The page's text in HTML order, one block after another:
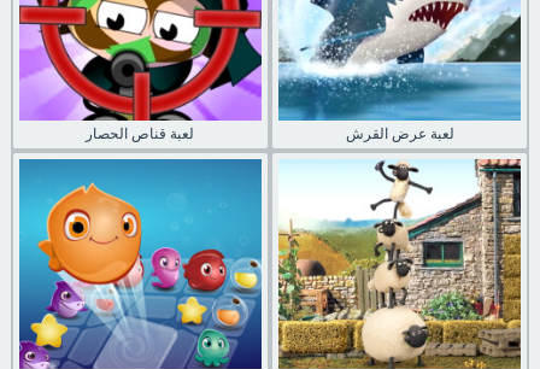
لعبة قناص الحصار لعبة عرض القرش